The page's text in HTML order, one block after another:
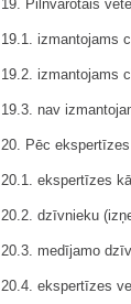
19. Pilnvarotais
19.1. izmantojams
19.2. izmantojams
19.3. nav
20. Pēc
20.1. ekspertīzes
20.2. dzīvnieku
20.3. medījamo
20.4. ekspertīzes